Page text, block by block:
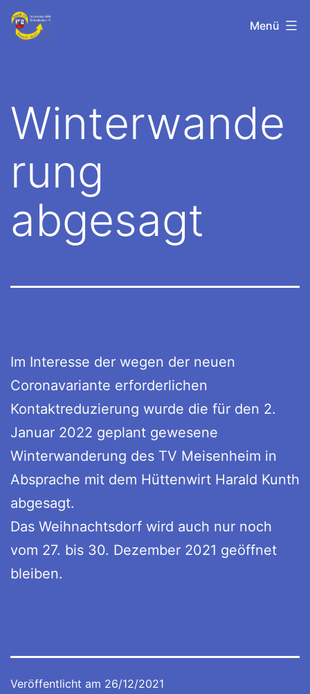
Zum
Inhalt
TV-
Menü
Winterwande
rung
abgesagt
Im Interesse der wegen der neuen
Coronavariante erforderlichen
Kontaktreduzierung wurde die für den 2.
Januar 2022 geplant gewesene
Winterwanderung des TV Meisenheim in
Absprache mit dem Hüttenwirt Harald Kunth
abgesagt.
Das Weihnachtsdorf wird auch nur noch
vom 27. bis 30. Dezember 2021 geöffnet
bleiben.
Veröffentlicht am 26/12/2021